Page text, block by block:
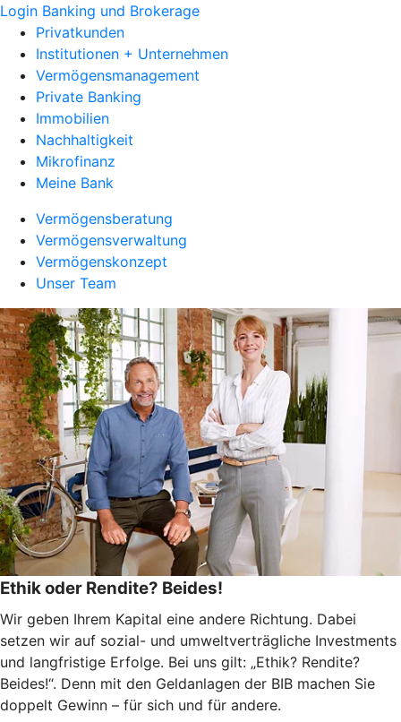
Login Banking und Brokerage
Privatkunden
Institutionen + Unternehmen
Vermögensmanagement
Private Banking
Immobilien
Nachhaltigkeit
Mikrofinanz
Meine Bank
Vermögensberatung
Vermögensverwaltung
Vermögenskonzept
Unser Team
Ethik oder Rendite? Beides!
Wir geben Ihrem Kapital eine andere Richtung. Dabei
setzen wir auf sozial- und umweltverträgliche Investments
und langfristige Erfolge. Bei uns gilt: „Ethik? Rendite?
Beides!“. Denn mit den Geldanlagen der BIB machen Sie
doppelt Gewinn – für sich und für andere.